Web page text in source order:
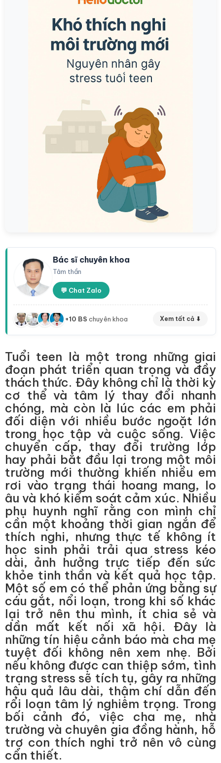
Bác sĩ chuyên khoa
Tâm thần
💬 Chat Zalo
+10 BS chuyên khoa Xem tất cả ⬇
Tuổi teen là một trong những giai
đoạn phát triển quan trọng và đầy
thách thức. Đây không chỉ là thời kỳ
cơ thể và tâm lý thay đổi nhanh
chóng, mà còn là lúc các em phải
đối diện với nhiều bước ngoặt lớn
trong học tập và cuộc sống. Việc
chuyển cấp, thay đổi trường lớp
hay phải bắt đầu lại trong một môi
trường mới thường khiến nhiều em
rơi vào trạng thái hoang mang, lo
âu và khó kiểm soát cảm xúc. Nhiều
phụ huynh nghĩ rằng con mình chỉ
cần một khoảng thời gian ngắn để
thích nghi, nhưng thực tế không ít
học sinh phải trải qua stress kéo
dài, ảnh hưởng trực tiếp đến sức
khỏe tinh thần và kết quả học tập.
Một số em có thể phản ứng bằng sự
cáu gắt, nổi loạn, trong khi số khác
lại trở nên thu mình, ít chia sẻ và
dần mất kết nối xã hội. Đây là
những tín hiệu cảnh báo mà cha mẹ
tuyệt đối không nên xem nhẹ. Bởi
nếu không được can thiệp sớm, tình
trạng stress sẽ tích tụ, gây ra những
hậu quả lâu dài, thậm chí dẫn đến
rối loạn tâm lý nghiêm trọng. Trong
bối cảnh đó, việc cha mẹ, nhà
trường và chuyên gia đồng hành, hỗ
trợ con thích nghi trở nên vô cùng
cần thiết.